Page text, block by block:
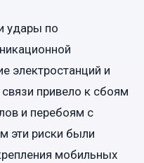
удары по
электростанций и
привело к сбоям
и перебоям с
эти риски были
мобильных